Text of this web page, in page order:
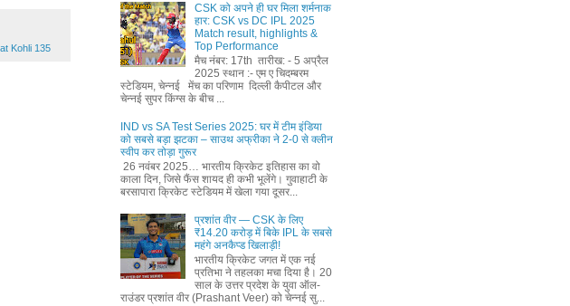
Kohli 135
CSK को अपने ही घर मिला शर्मनाक
हार: CSK vs DC IPL 2025
Match result, highlights &
Top Performance
मैच नंबर: 17th तारीख: - 5 अप्रैल
2025 स्थान :- एम ए चिदम्बरम
स्टेडियम, चेन्नई मेंच का परिणाम दिल्ली कैपीटल और
चेन्नई सुपर किंग्स के बीच ...
IND vs SA Test Series 2025: घर में टीम इंडिया
को सबसे बड़ा झटका – साउथ अफ्रीका ने 2-0 से क्लीन
स्वीप कर तोड़ा गुरूर
26 नवंबर 2025… भारतीय क्रिकेट इतिहास का वो
काला दिन, जिसे फैंस शायद ही कभी भूलेंगे। गुवाहाटी के
बरसापारा क्रिकेट स्टेडियम में खेला गया दूसर...
प्रशांत वीर — CSK के लिए
₹14.20 करोड़ में बिके IPL के सबसे
महंगे अनकैप्ड खिलाड़ी!
भारतीय क्रिकेट जगत में एक नई
प्रतिभा ने तहलका मचा दिया है। 20
साल के उत्तर प्रदेश के युवा ऑल-
राउंडर प्रशांत वीर (Prashant Veer) को चेन्नई सु...